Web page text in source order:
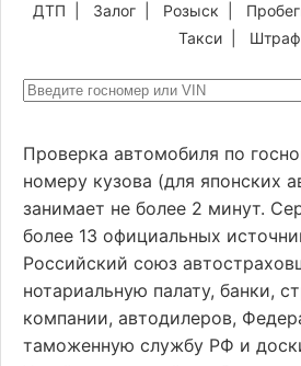
ДТП Залог Розыск
Такси|
Проверка автомобиля по
номеру кузова (для японских
занимает не более 2 минут.
более 13 официальных
Российский союз
нотариальную палату, банки,
компании, автодилеров,
таможенную службу РФ и